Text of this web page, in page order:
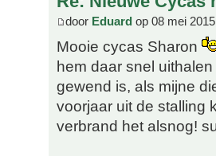
door Eduard op 08 mei
Mooie cycas Sharon
hem daar snel
gewend is, als mijne
voorjaar uit de stalling
verbrand het alsnog!